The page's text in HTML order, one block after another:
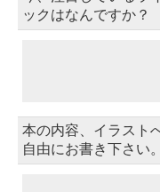
ックはなんですか？
本の内容、イラスト
自由にお書き下さい。